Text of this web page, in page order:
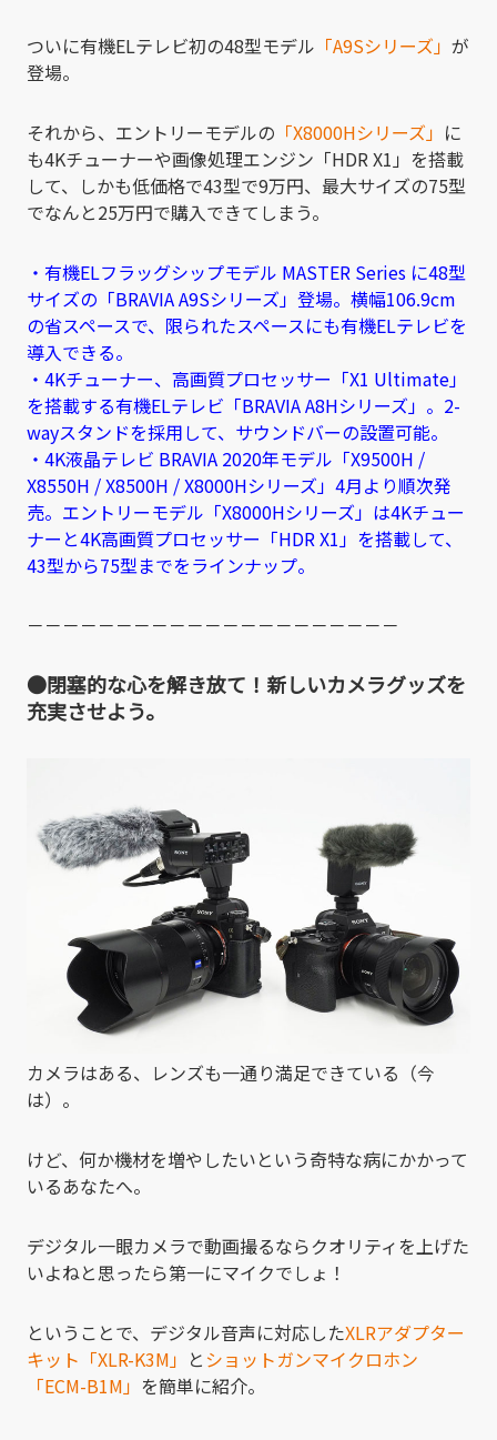
ついに有機ELテレビ初の48型モデル 「A9Sシリーズ」 が
登場。
それから、エントリーモデルの 「X8000Hシリーズ」 に
も4Kチューナーや画像処理エンジン「HDR X1」を搭載
して、しかも低価格で43型で9万円、最大サイズの75型
でなんと25万円で購入できてしまう。
・有機ELフラッグシップモデル MASTER Series に48型
サイズの「BRAVIA A9Sシリーズ」登場。横幅106.9cm
の省スペースで、限られたスペースにも有機ELテレビを
導入できる。
・4Kチューナー、高画質プロセッサー「X1 Ultimate」
を搭載する有機ELテレビ「BRAVIA A8Hシリーズ」。2-
wayスタンドを採用して、サウンドバーの設置可能。
・4K液晶テレビ BRAVIA 2020年モデル「X9500H /
X8550H / X8500H / X8000Hシリーズ」4月より順次発
売。エントリーモデル「X8000Hシリーズ」は4Kチュー
ナーと4K高画質プロセッサー「HDR X1」を搭載して、
43型から75型までをラインナップ。
－－－－－－－－－－－－－－－－－－－－－
●閉塞的な心を解き放て！新しいカメラグッズを
充実させよう。
カメラはある、レンズも一通り満足できている（今
は）。
けど、何か機材を増やしたいという奇特な病にかかって
いるあなたへ。
デジタル一眼カメラで動画撮るならクオリティを上げた
いよねと思ったら第一にマイクでしょ！
ということで、デジタル音声に対応したXLRアダプター
キット「XLR-K3M」 とショットガンマイクロホン
「ECM-B1M」 を簡単に紹介。